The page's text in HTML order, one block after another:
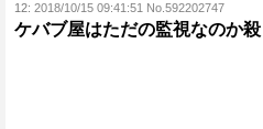
12: 2018/10/15 09:41:51 No.592202747
ケバブ屋はただの監視なのか